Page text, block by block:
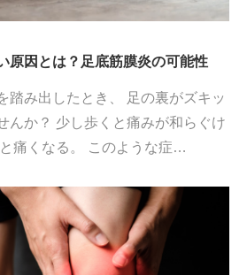
原因とは？足底筋膜炎の可能性
踏み出したとき、 足の裏がズキッ
んか？ 少し歩くと痛みが和らぐけ
痛くなる。 このような症…